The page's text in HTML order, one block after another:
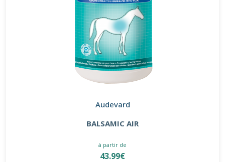
Audevard
BALSAMIC AIR
à partir de
43.99€